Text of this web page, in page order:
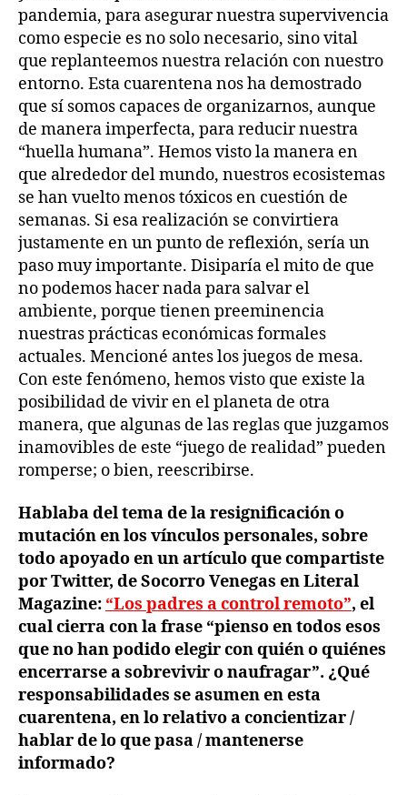
pandemia, para asegurar nuestra supervivencia
como especie es no solo necesario, sino vital
que replanteemos nuestra relación con nuestro
entorno. Esta cuarentena nos ha demostrado
que sí somos capaces de organizarnos, aunque
de manera imperfecta, para reducir nuestra
“huella humana”. Hemos visto la manera en
que alrededor del mundo, nuestros ecosistemas
se han vuelto menos tóxicos en cuestión de
semanas. Si esa realización se convirtiera
justamente en un punto de reflexión, sería un
paso muy importante. Disiparía el mito de que
no podemos hacer nada para salvar el
ambiente, porque tienen preeminencia
nuestras prácticas económicas formales
actuales. Mencioné antes los juegos de mesa.
Con este fenómeno, hemos visto que existe la
posibilidad de vivir en el planeta de otra
manera, que algunas de las reglas que juzgamos
inamovibles de este “juego de realidad” pueden
romperse; o bien, reescribirse.
Hablaba del tema de la resignificación o
mutación en los vínculos personales, sobre
todo apoyado en un artículo que compartiste
por Twitter, de Socorro Venegas en Literal
Magazine: “Los padres a control remoto”, el
cual cierra con la frase “pienso en todos esos
que no han podido elegir con quién o quiénes
encerrarse a sobrevivir o naufragar”. ¿Qué
responsabilidades se asumen en esta
cuarentena, en lo relativo a concientizar /
hablar de lo que pasa / mantenerse
informado?